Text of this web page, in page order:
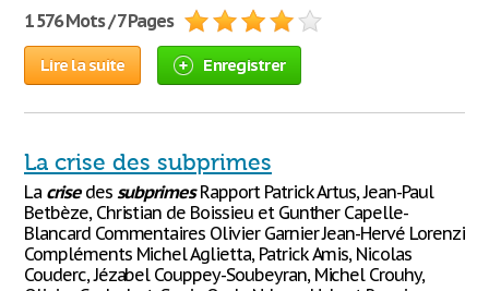
1 576 Mots / 7 Pages
Lire la suite Enregistrer
La crise des subprimes
La crisedes subprimesRapport Patrick Artus, Jean-Paul
Betbèze, Christian de Boissieu et Gunther Capelle-
Blancard Commentaires Olivier Garnier Jean-Hervé Lorenzi
Compléments Michel Aglietta, Patrick Amis, Nicolas
Couderc, Jézabel Couppey-Soubeyran, Michel Crouhy,